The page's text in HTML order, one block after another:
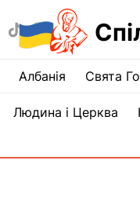
Албанія Свята
Людина і Церква